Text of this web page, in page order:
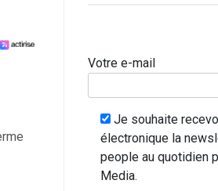
Votre e-mail
Je souhaite
électronique la
people au quotidien
Media.